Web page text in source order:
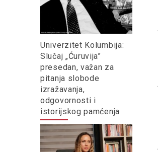
Univerzitet Kolumbija:
Slučaj „Ćuruvija”
presedan, važan za
pitanja slobode
izražavanja,
odgovornosti i
istorijskog pamćenja